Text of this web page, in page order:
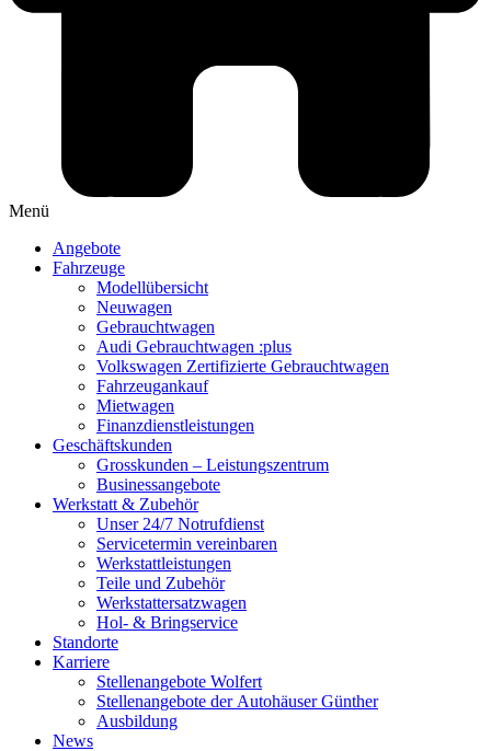
Menü
Angebote
Fahrzeuge
Modellübersicht
Neuwagen
Gebrauchtwagen
Audi Gebrauchtwagen :plus
Volkswagen Zertifizierte Gebrauchtwagen
Fahrzeugankauf
Mietwagen
Finanzdienstleistungen
Geschäftskunden
Grosskunden – Leistungszentrum
Businessangebote
Werkstatt & Zubehör
Unser 24/7 Notrufdienst
Servicetermin vereinbaren
Werkstattleistungen
Teile und Zubehör
Werkstattersatzwagen
Hol- & Bringservice
Standorte
Karriere
Stellenangebote Wolfert
Stellenangebote der Autohäuser Günther
Ausbildung
News